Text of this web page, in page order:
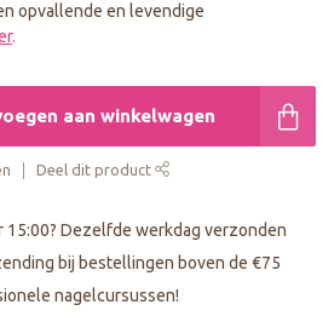
opvallende en levendige
.
aan winkelwagen
Deel dit product
15:00? Dezelfde werkdag verzonden
bij bestellingen boven de €75
nagelcursussen!